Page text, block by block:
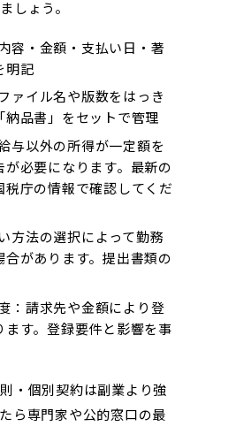
しょう。
容・金額・支払い日・著
明記
ァイル名や版数をはっき
納品書」をセットで管理
与以外の所得が一定額を
必要になります。最新の
庁の情報で確認してくだ
方法の選択によって勤務
合があります。提出書類の
：請求先や金額により登
す。登録要件と影響を事
・個別契約は副業より強
ら専門家や公的窓口の最